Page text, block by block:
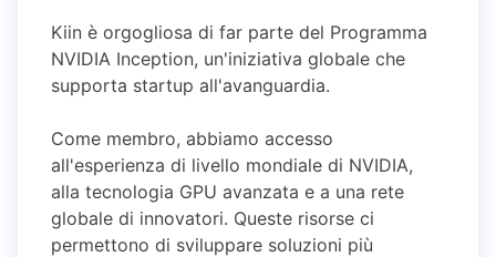
Kiin è orgogliosa di far parte del Programma
NVIDIA Inception, un'iniziativa globale che
supporta startup all'avanguardia.
Come membro, abbiamo accesso
all'esperienza di livello mondiale di NVIDIA,
alla tecnologia GPU avanzata e a una rete
globale di innovatori. Queste risorse ci
permettono di sviluppare soluzioni più